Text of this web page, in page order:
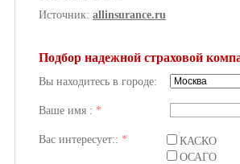
Источник: allinsurance.ru
Подбор надежной страховой
Вы находитесь в городе:
Ваше имя : *
Вас интересует:: *
КАСКО
ОСАГО